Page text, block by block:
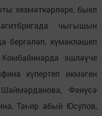
хезмәткәрләре, быел
чыгышын
күмәкләшеп
эшләүче
күпертеп икмәген
Фәнүсә
Таһир абый Юсупов,